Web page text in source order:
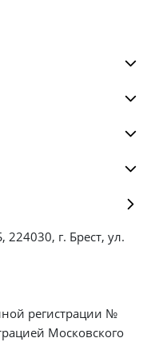
г. Брест, ул.
регистрации №
Московского